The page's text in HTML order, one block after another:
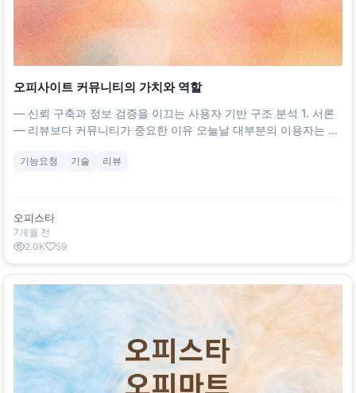
오피사이트 커뮤니티의 가치와 역할
― 신뢰 구축과 정보 검증을 이끄는 사용자 기반 구조 분석 1. 서론
— 리뷰보다 커뮤니티가 중요한 이유 오늘날 대부분의 이용자는 오
나 단순 별점과 짧은 후기만으로는 실제 서비스 품질을 정확히 판단
기능요청 기술 리뷰
오피스타
7개월 전
2.0K
59